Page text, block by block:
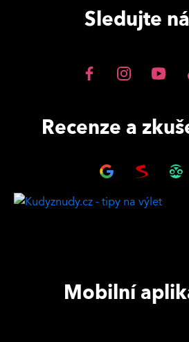
Sledujte
Recenze a
Mobilní